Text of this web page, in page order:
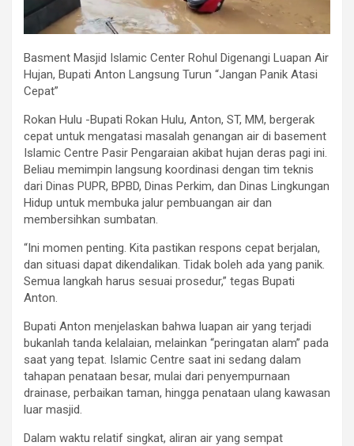
Basment Masjid Islamic Center Rohul Digenangi Luapan Air
Hujan, Bupati Anton Langsung Turun “Jangan Panik Atasi
Cepat”
Rokan Hulu -Bupati Rokan Hulu, Anton, ST, MM, bergerak
cepat untuk mengatasi masalah genangan air di basement
Islamic Centre Pasir Pengaraian akibat hujan deras pagi ini.
Beliau memimpin langsung koordinasi dengan tim teknis
dari Dinas PUPR, BPBD, Dinas Perkim, dan Dinas Lingkungan
Hidup untuk membuka jalur pembuangan air dan
membersihkan sumbatan.
“Ini momen penting. Kita pastikan respons cepat berjalan,
dan situasi dapat dikendalikan. Tidak boleh ada yang panik.
Semua langkah harus sesuai prosedur,” tegas Bupati
Anton.
Bupati Anton menjelaskan bahwa luapan air yang terjadi
bukanlah tanda kelalaian, melainkan “peringatan alam” pada
saat yang tepat. Islamic Centre saat ini sedang dalam
tahapan penataan besar, mulai dari penyempurnaan
drainase, perbaikan taman, hingga penataan ulang kawasan
luar masjid.
Dalam waktu relatif singkat, aliran air yang sempat